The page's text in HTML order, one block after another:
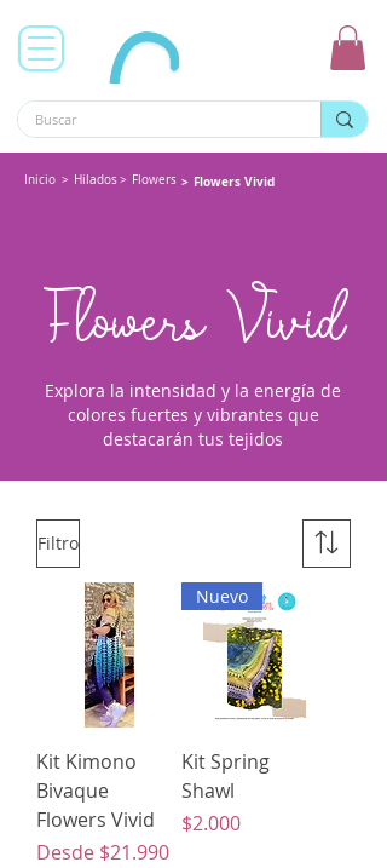
Inicio > Hilados> Flowers > Flowers Vivid
Flowers Vivid
Explora la intensidad y la energía de
colores fuertes y vibrantes que
destacarán tus tejidos
Filtro
Kit Kimono
Bivaque
Flowers Vivid
Desde $21.990
Precio de oferta
Nuevo
Kit Spring
Shawl
Precio
$2.000